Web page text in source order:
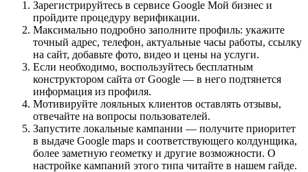
Зарегистрируйтесь в сервисе Google Мой бизнес и
пройдите процедуру верификации.
Максимально подробно заполните профиль: укажите
точный адрес, телефон, актуальные часы работы, ссылку
на сайт, добавьте фото, видео и цены на услуги.
Если необходимо, воспользуйтесь бесплатным
конструктором сайта от Google — в него подтянется
информация из профиля.
Мотивируйте лояльных клиентов оставлять отзывы,
отвечайте на вопросы пользователей.
Запустите локальные кампании — получите приоритет
в выдаче Google maps и соответствующего колдунщика,
более заметную геометку и другие возможности. О
настройке кампаний этого типа читайте в нашем гайде.